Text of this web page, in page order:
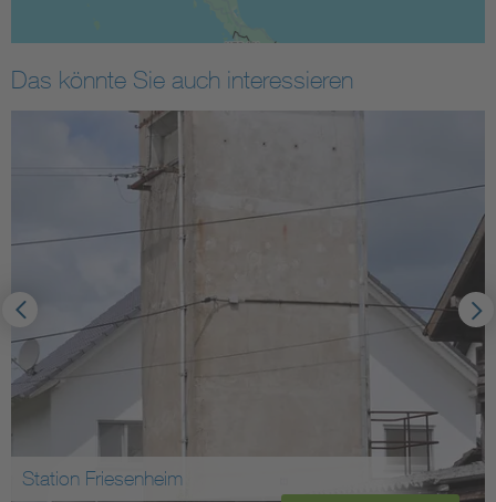
Das könnte Sie auch interessieren
Station Friesenheim